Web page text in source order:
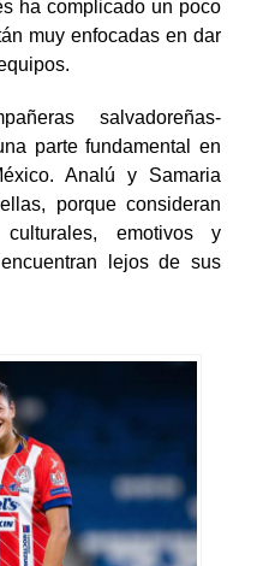
en el extranjero, las
ha complicado un poco
muy enfocadas en dar
salvadoreñas-
parte fundamental en
Analú y Samaria
porque consideran
emotivos y
lejos de sus